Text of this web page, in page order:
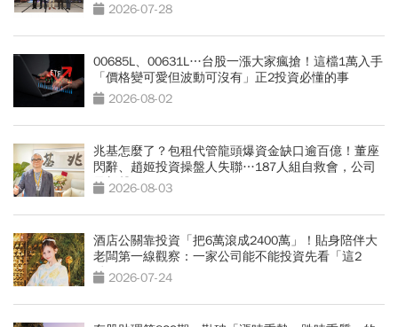
2026-07-28
00685L、00631L…台股一漲大家瘋搶！這檔1萬入手
「價格變可愛但波動可沒有」正2投資必懂的事
2026-08-02
兆基怎麼了？包租代管龍頭爆資金缺口逾百億！董座
閃辭、趙姬投資操盤人失聯…187人組自救會，公司
最新聲明
2026-08-03
酒店公關靠投資「把6萬滾成2400萬」！貼身陪伴大
老闆第一線觀察：一家公司能不能投資先看「這2
點」2026-07-24